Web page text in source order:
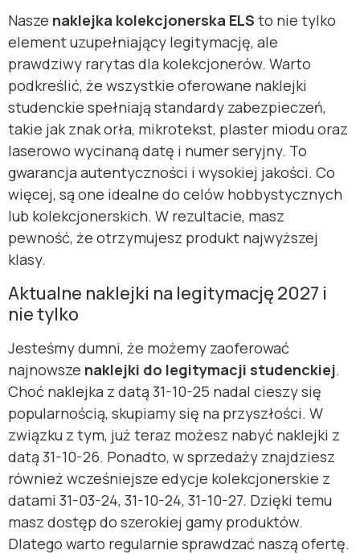
Nasze naklejka kolekcjonerska ELS to nie tylko
element uzupełniający legitymację, ale
prawdziwy rarytas dla kolekcjonerów. Warto
podkreślić, że wszystkie oferowane naklejki
studenckie spełniają standardy zabezpieczeń,
takie jak znak orła, mikrotekst, plaster miodu oraz
laserowo wycinaną datę i numer seryjny. To
gwarancja autentyczności i wysokiej jakości. Co
więcej, są one idealne do celów hobbystycznych
lub kolekcjonerskich. W rezultacie, masz
pewność, że otrzymujesz produkt najwyższej
klasy.
Aktualne naklejki na legitymację 2027 i
nie tylko
Jesteśmy dumni, że możemy zaoferować
najnowsze naklejki do legitymacji studenckiej.
Choć naklejka z datą 31-10-25 nadal cieszy się
popularnością, skupiamy się na przyszłości. W
związku z tym, już teraz możesz nabyć naklejki z
datą 31-10-26. Ponadto, w sprzedaży znajdziesz
również wcześniejsze edycje kolekcjonerskie z
datami 31-03-24, 31-10-24, 31-10-27. Dzięki temu
masz dostęp do szerokiej gamy produktów.
Dlatego warto regularnie sprawdzać naszą ofertę.